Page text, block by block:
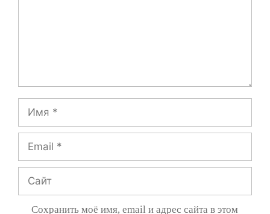
Имя
Email
Сайт
Сохранить моё имя, email и адрес сайта в этом